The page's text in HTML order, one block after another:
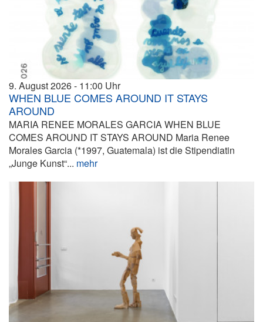
9. August 2026 11:00
WHEN BLUE COMES AROUND IT STAYS
AROUND
MARIA RENEE MORALES GARCIA WHEN BLUE
COMES AROUND IT STAYS AROUND Maria Renee
Morales Garcia (*1997, Guatemala) ist die Stipendiatin
„Junge Kunst“... mehr